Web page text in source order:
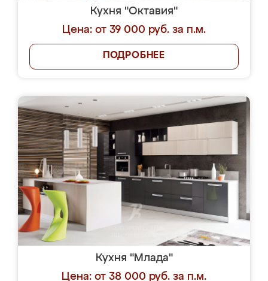
Кухня "Октавия"
Цена: от 39 000 руб. за п.м.
ПОДРОБНЕЕ
Кухня "Млада"
Цена: от 38 000 руб. за п.м.